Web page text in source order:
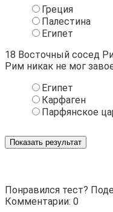
Греция
Палестина
Египет
18 Восточный сосед
Рим никак не мог
Египет
Карфаген
Парфянское
Показать результат
Понравился тест?
Комментарии: 0